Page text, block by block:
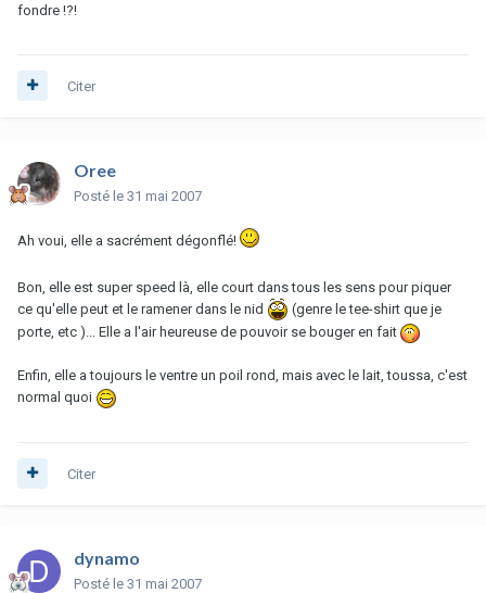
fondre !?!
Citer
Oree
Posté le 31 mai 2007
Ah voui, elle a sacrément dégonflé!
Bon, elle est super speed là, elle court dans tous les sens pour piquer
ce qu'elle peut et le ramener dans le nid
(genre le tee-shirt que je
porte, etc )... Elle a l'air heureuse de pouvoir se bouger en fait
Enfin, elle a toujours le ventre un poil rond, mais avec le lait, toussa, c'est
normal quoi
Citer
dynamo
Posté le 31 mai 2007